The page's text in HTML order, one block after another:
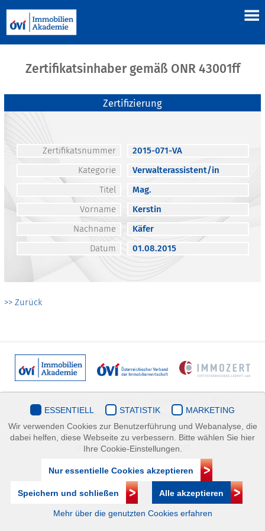
Zertifikatsinhaber gemäß ONR 43001ff
Zertifizierung
Zertifikatsnummer
2015-071-VA
Kategorie
Verwalterassistent/in
Titel
Mag.
Vorname
Kerstin
Nachname
Käfer
Datum
01.08.2015
>> Zurück
Immobilienakademie
Mariahilfer Straße 116/2.OG/2 1070 Wien | +43(1)505 32 50 |
immobilienakademie@ovi.at
ESSENTIELL STATISTIK
MARKETING
Wir verwenden Cookies zur Benutzerführung und Webanalyse, die
dabei helfen, diese Webseite zu verbessern. Bitte wählen Sie hier
Ihre Cookie-Einstellungen.
Nur essentielle Cookies akzeptieren
Speichern und schließen Alle akzeptieren
Mehr über die genutzten Cookies erfahren